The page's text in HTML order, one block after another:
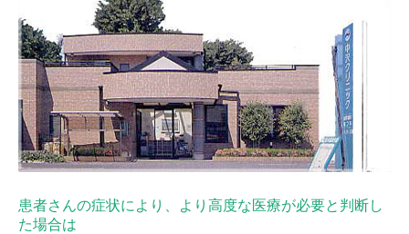
患者さんの症状により、より高度な医療が必要と判断し
た場合は